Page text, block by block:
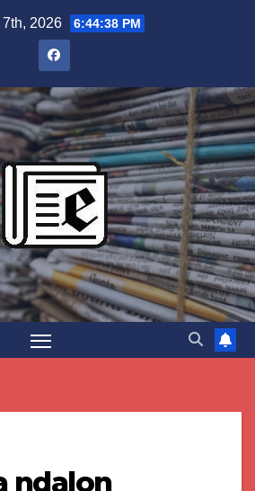
7th, 2026 6:44:39 PM
ndalon